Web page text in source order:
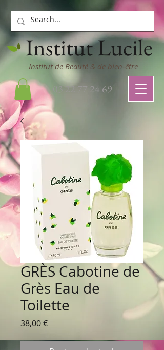
Institut Lucile
Institut de Beauté & de bien-être
03 22 77 24 69
GRÈS Cabotine de
Grès Eau de
Toilette
38,00 €Prix